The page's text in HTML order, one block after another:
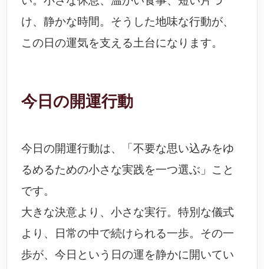
け、静かな時間。そうした地味な行動が、
この日の運気を支える土台になります。
今日の開運行動
今日の開運行動は、「不要な思い込みをゆ
るめるための小さな実践を一つ選ぶ」こと
です。
大きな決意より、小さな実行。特別な儀式
より、日常の中で続けられる一歩。その一
歩が、今日という日の運を静かに開いてい